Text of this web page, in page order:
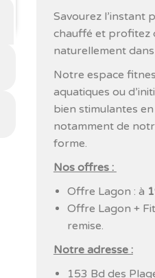
Savourez l’instant
chauffé et profitez
naturellement
Notre espace
aquatiques ou
bien stimulantes
notamment de
forme.
Nos offres :
Offre Lagon : à
Offre Lagon +
remise.
Notre adresse :
153 Bd des